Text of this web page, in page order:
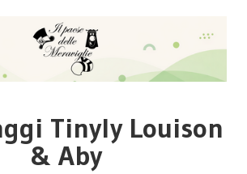
Tinyly Louison
& Aby